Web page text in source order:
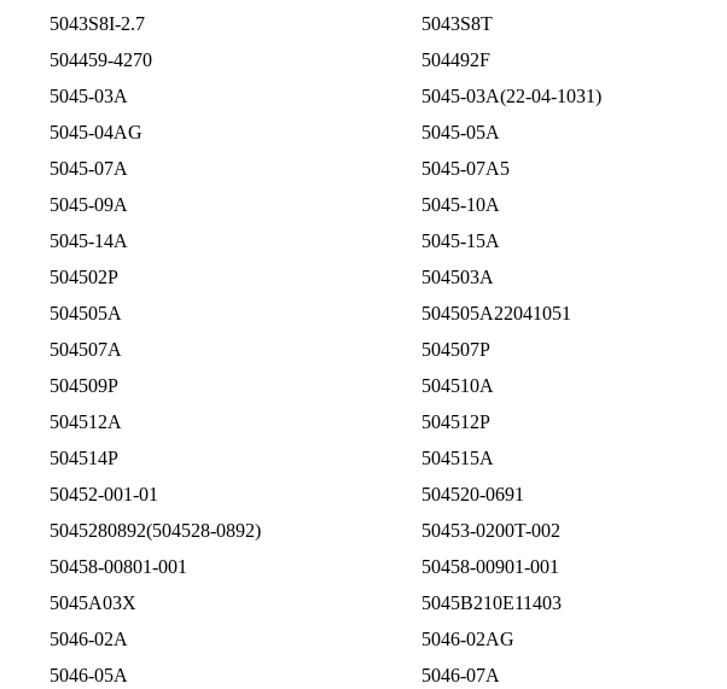
5043S8I-2.7 5043S8T
504459-4270 504492F
5045-03A 5045-03A(22-04-1031)
5045-04AG 5045-05A
5045-07A 5045-07A5
5045-09A 5045-10A
5045-14A 5045-15A
504502P 504503A
504505A 504505A22041051
504507A 504507P
504509P 504510A
504512A 504512P
504514P 504515A
50452-001-01 504520-0691
5045280892(504528-0892) 50453-0200T-002
50458-00801-001 50458-00901-001
5045A03X 5045B210E11403
5046-02A 5046-02AG
5046-05A 5046-07A